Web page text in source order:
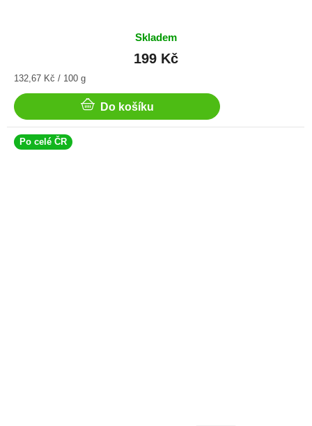
Skladem
199 Kč
Měrná
132,67 Kč / 100 g
Do košíku
Po celé ČR